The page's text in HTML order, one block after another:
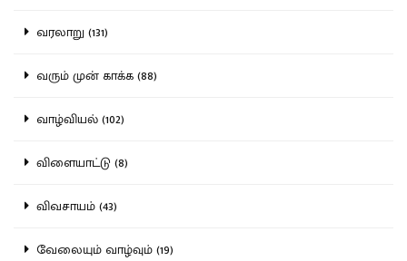
வரலாறு (131)
வரும் முன் காக்க (88)
வாழ்வியல் (102)
விளையாட்டு (8)
விவசாயம் (43)
வேலையும் வாழ்வும் (19)